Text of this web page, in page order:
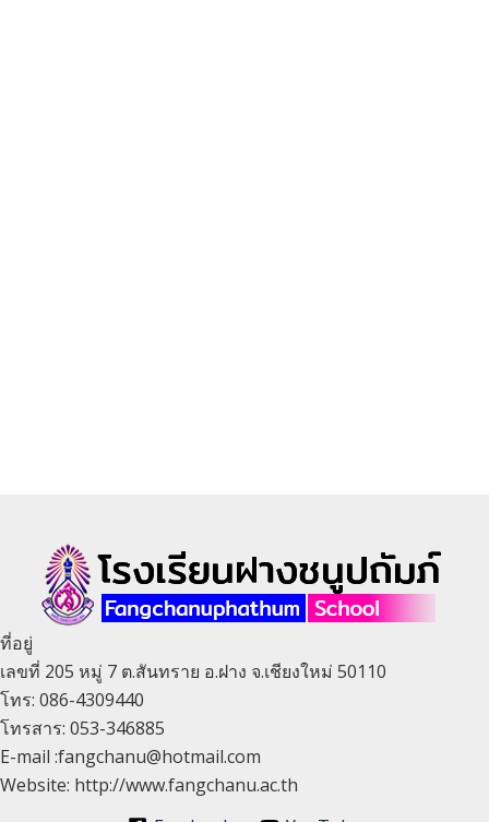
ที่อยู่
เลขที่ 205 หมู่ 7 ต.สันทราย อ.ฝาง จ.เชียงใหม่ 50110
โทร: 086-4309440
โทรสาร: 053-346885
E-mail :fangchanu@hotmail.com
Website: http://www.fangchanu.ac.th